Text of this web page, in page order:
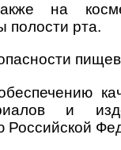
на
полости рта.
и
Российской